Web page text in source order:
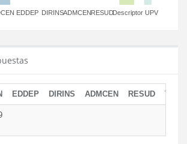
EDDEP DIRINSADMCENRESUDDescriptor UPV
EDDEP DIRINS ADMCEN RESUD